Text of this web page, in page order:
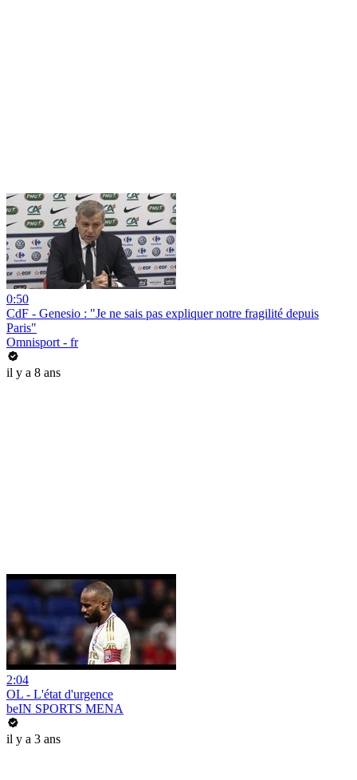
0:50
CdF - Genesio : "Je ne sais pas expliquer notre fragilité depuis
Paris"
Omnisport - fr
il y a 8 ans
2:04
OL - L'état d'urgence
beIN SPORTS MENA
il y a 3 ans